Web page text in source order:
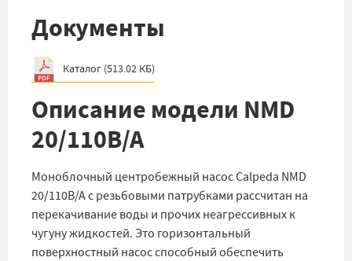
Документы
Каталог (513.02 КБ)
Описание модели NMD
20/110B/A
Моноблочный центробежный насос Calpeda NMD
20/110B/A с резьбовыми патрубками рассчитан на
перекачивание воды и прочих неагрессивных к
чугуну жидкостей. Это горизонтальный
поверхностный насос способный обеспечить